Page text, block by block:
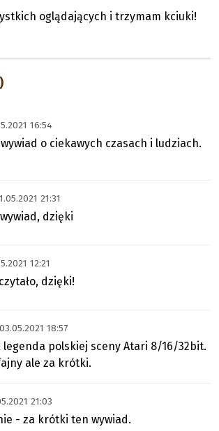
oglądających i trzymam kciuki!
16:54
o ciekawych czasach i ludziach.
21:31
dzięki
12:21
dzięki!
03.05.2021 18:57
legenda polskiej sceny Atari 8/16/32bit.
ale za krótki.
21:03
- za krótki ten wywiad.